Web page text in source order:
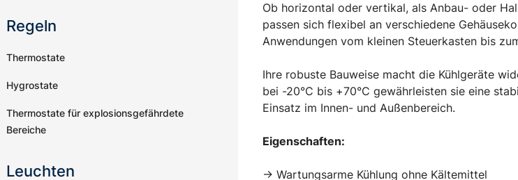
Ob horizontal oder vertikal, als Anbau- oder
passen sich flexibel an verschiedene
Anwendungen vom kleinen Steuerkasten bis
Ihre robuste Bauweise macht die Kühlgeräte
bei -20°C bis +70°C gewährleisten sie eine
Einsatz im Innen- und Außenbereich.
Eigenschaften:
-> Wartungsarme Kühlung ohne Kältemittel
Regeln
Thermostate
Hygrostate
Thermostate für explosionsgefährdete
Bereiche
Leuchten